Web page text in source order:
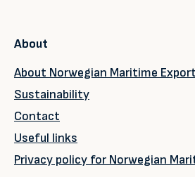
About
About Norwegian Maritime
Sustainability
Contact
Useful links
Privacy policy for Norwegian